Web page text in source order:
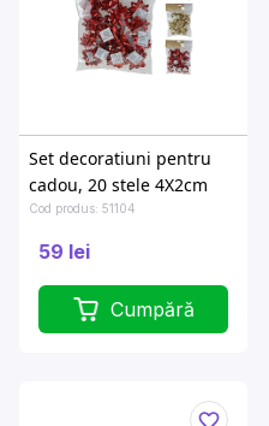
Set decoratiuni pentru
cadou, 20 stele 4X2cm
Cod produs: 51104
59 lei
Cumpără